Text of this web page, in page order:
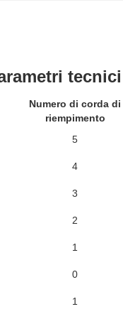
tecnici
Numero di corda di
riempimento
5
4
3
2
1
0
1